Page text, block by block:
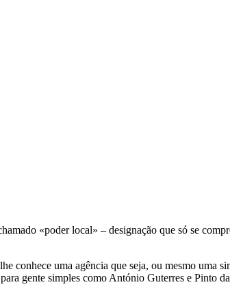
«poder local» – designação que só se
uma agência que seja, ou mesmo uma
gente simples como António Guterres e Pinto